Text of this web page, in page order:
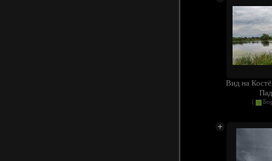
Вид на
(